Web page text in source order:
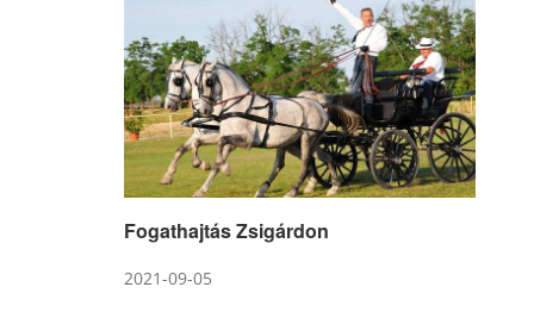
Fogathajtás Zsigárdon
2021-09-05